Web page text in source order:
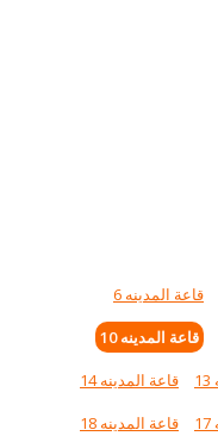
قاعة المدينه 6
قاعة المدينه 10
قاعة المدينه 14
قاعة المدينه 18